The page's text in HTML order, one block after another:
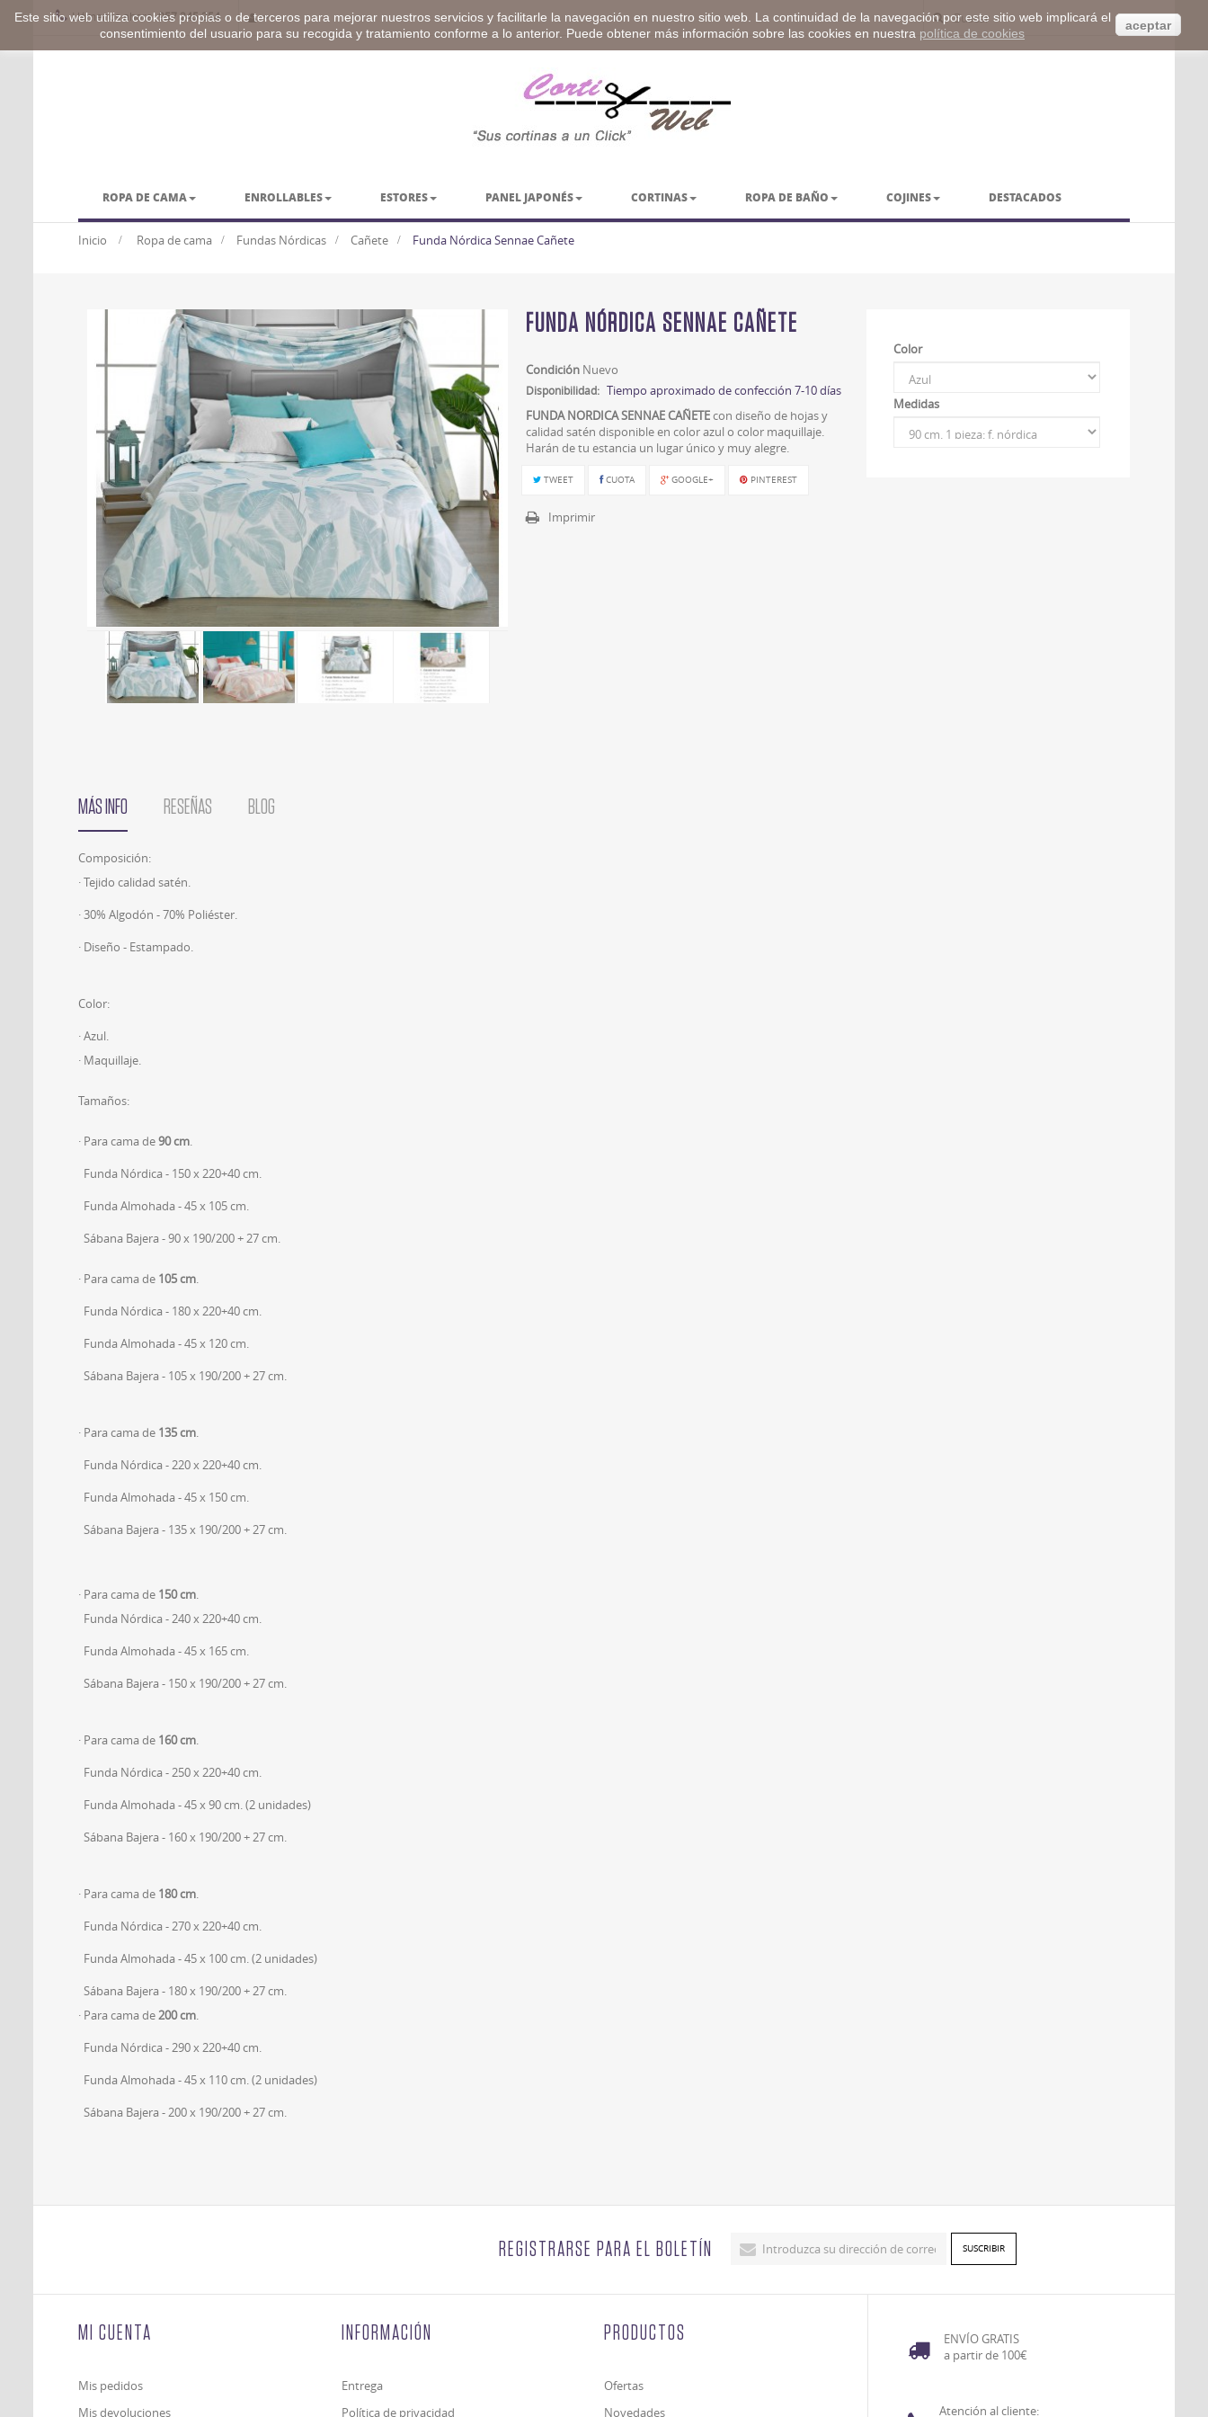
Llámenos ahora:957 245 254
ROPA DE CAMA ENROLLABLES ESTORES PANEL JAPONÉS CORTINAS ROPA DE BAÑO COJINES DESTACADOS
BARRAS Y ACCESORIOS VESTUARIO
Inicio > Ropa de cama > Fundas Nórdicas > Cañete > Funda Nórdica Sennae Cañete
FUNDA NÓRDICA SENNAE CAÑETE
Condición Nuevo
Disponibilidad: Tiempo aproximado de confección 7-10 días
FUNDA NORDICA SENNAE CAÑETEcon diseño de hojas y
calidad satén disponible en color azul o color maquillaje.
Harán de tu estancia un lugar único y muy alegre.
TWEET CUOTA GOOGLE+ PINTEREST
Imprimir
Color
Medidas
MÁS INFO RESEÑAS BLOG
Composición:
· Tejido calidad satén.
· 30% Algodón - 70% Poliéster.
· Diseño - Estampado.
Color:
· Azul.
· Maquillaje.
Tamaños:
· Para cama de90 cm.
Funda Nórdica - 150 x 220+40 cm.
Funda Almohada - 45 x 105 cm.
Sábana Bajera - 90 x 190/200 + 27 cm.
· Para cama de 105 cm.
Funda Nórdica - 180 x 220+40 cm.
Funda Almohada - 45 x 120 cm.
Sábana Bajera - 105 x 190/200 + 27 cm.
· Para cama de 135 cm.
Funda Nórdica - 220 x 220+40 cm.
Funda Almohada - 45 x 150 cm.
Sábana Bajera - 135 x 190/200 + 27 cm.
· Para cama de 150 cm.
Funda Nórdica - 240 x 220+40 cm.
Funda Almohada - 45 x 165 cm.
Sábana Bajera - 150 x 190/200 + 27 cm.
· Para cama de 160 cm.
Funda Nórdica - 250 x 220+40 cm.
Funda Almohada - 45 x 90 cm. (2 unidades)
Sábana Bajera - 160 x 190/200 + 27 cm.
· Para cama de 180 cm.
Funda Nórdica - 270 x 220+40 cm.
Funda Almohada - 45 x 100 cm. (2 unidades)
Sábana Bajera - 180 x 190/200 + 27 cm.
· Para cama de200cm.
Funda Nórdica - 290 x 220+40 cm.
Funda Almohada - 45 x 110 cm. (2 unidades)
Sábana Bajera - 200 x 190/200 + 27 cm.
REGISTRARSE PARA EL BOLETÍN
MI CUENTA
Mis pedidos
Mis devoluciones
INFORMACIÓN
Entrega
Política de privacidad
PRODUCTOS
Ofertas
Novedades
ENVÍO GRATIS
a partir de 100€
Atención al cliente:
Este sitio web utiliza cookies propias o de terceros para mejorar nuestros servicios y facilitarle la navegación en nuestro sitio web. La continuidad de la navegación por este sitio web implicará el
consentimiento del usuario para su recogida y tratamiento conforme a lo anterior. Puede obtener más información sobre las cookies en nuestra política de cookies
aceptar